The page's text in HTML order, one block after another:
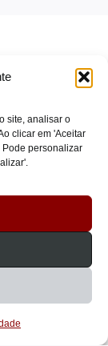
site, analisar o
clicar em 'Aceitar
Pode personalizar
CONTATOS